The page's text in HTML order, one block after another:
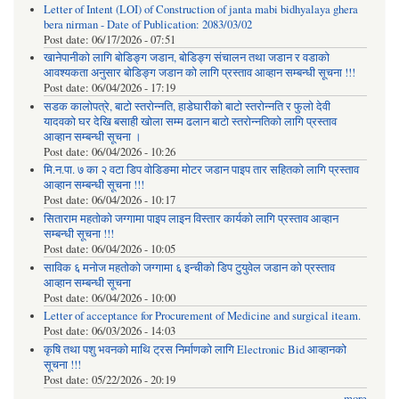
Letter of Intent (LOI) of Construction of janta mabi bidhyalaya ghera
bera nirman - Date of Publication: 2083/03/02
Post date: 06/17/2026 - 07:51
खानेपानीको लागि बोडिङ्ग जडान, बोडिङ्ग संचालन तथा जडान र वडाको
आवश्यकता अनुसार बोडिङ्ग जडान को लागि प्रस्ताव आव्हान सम्बन्धी सूचना !!!
Post date: 06/04/2026 - 17:19
सडक कालोपत्रे, बाटो स्तरोन्नति, हाडेघारीको बाटो स्तरोन्नति र फुलो देवी
यादवको घर देखि बसाही खोला सम्म ढलान बाटो स्तरोन्नतिको लागि प्रस्ताव
आव्हान सम्बन्धी सूचना ।
Post date: 06/04/2026 - 10:26
मि.न.पा. ७ का २ वटा डिप वोडिङमा मोटर जडान पाइप तार सहितको लागि प्रस्ताव
आव्हान सम्बन्धी सूचना !!!
Post date: 06/04/2026 - 10:17
सिताराम महतोको जग्गामा पाइप लाइन विस्तार कार्यको लागि प्रस्ताव आव्हान
सम्बन्धी सूचना !!!
Post date: 06/04/2026 - 10:05
साविक ६ मनोज महतोको जग्गामा ६ इन्चीको डिप टुयुवेल जडान को प्रस्ताव
आव्हान सम्बन्धी सूचना
Post date: 06/04/2026 - 10:00
Letter of acceptance for Procurement of Medicine and surgical iteam.
Post date: 06/03/2026 - 14:03
कृषि तथा पशु भवनको माथि ट्रस निर्माणको लागि Electronic Bid आव्हानको
सूचना !!!
Post date: 05/22/2026 - 20:19